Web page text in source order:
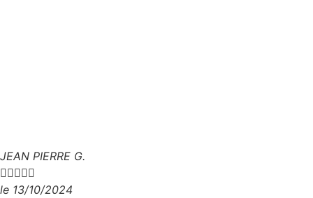
JEAN PIERRE G.

le 13/10/2024